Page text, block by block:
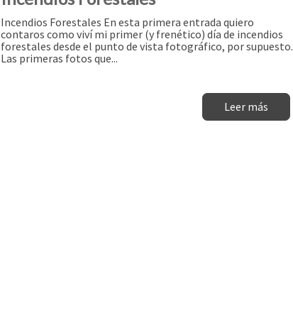
Incendios Forestales En esta primera entrada quiero
contaros como viví mi primer (y frenético) día de incendios
forestales desde el punto de vista fotográfico, por supuesto.
Las primeras fotos que...
Leer más